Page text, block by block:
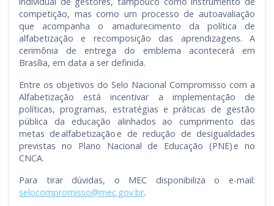
competição, mas como um processo de autoavaliação
que acompanha o amadurecimento da política de
alfabetização e recomposição das aprendizagens. A
cerimônia de entrega do emblema acontecerá em
Brasília, em data a ser definida.
Entre os objetivos do Selo Nacional Compromisso com a
Alfabetização está incentivar a implementação de
políticas, programas, estratégias e práticas de gestão
pública da educação alinhados ao cumprimento das
metas de alfabetização e de redução de desigualdades
previstas no Plano Nacional de Educação (PNE) e no
CNCA.
Para tirar dúvidas, o MEC disponibiliza o e-mail:
selocompromisso@mec.gov.br.